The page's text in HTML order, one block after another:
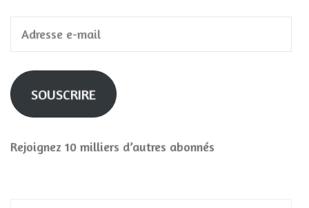
Adresse
e-
mail
SOUSCRIRE
Rejoignez 10 milliers d’autres abonnés